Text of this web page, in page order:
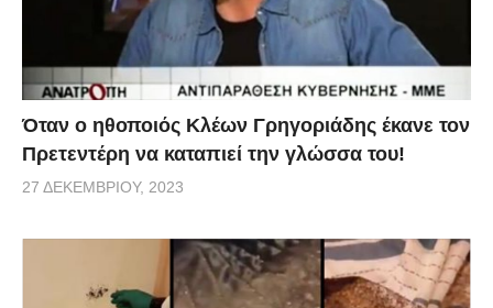
Όταν ο ηθοποιός Κλέων Γρηγοριάδης έκανε τον
Πρετεντέρη να καταπιεί την γλώσσα του!
27 ΔΕΚΕΜΒΡΊΟΥ, 2023